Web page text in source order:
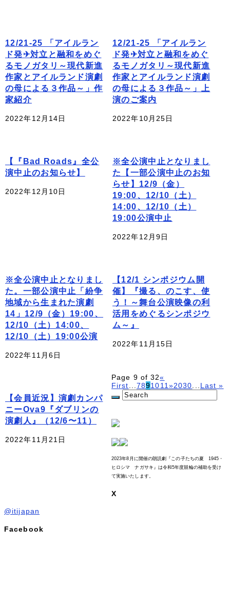
12/21-25 「アイルラン
ド発✈対立と融和をめぐ
るモノガタリ～現代新進
作家とアイルランド演劇
の母による３作品～」作
家紹介
2022年12月14日
12/21-25 「アイルラン
ド発✈対立と融和をめぐ
るモノガタリ～現代新進
作家とアイルランド演劇
の母による３作品～」上
演のご案内
2022年10月25日
【『Bad Roads』全公
演中止のお知らせ】
2022年12月10日
※全公演中止となりまし
た【一部公演中止のお知
らせ】12/9（金）
19:00、12/10（土）
14:00、12/10（土）
19:00公演中止
2022年12月9日
※全公演中止となりまし
た。一部公演中止「紛争
地域から生まれた演劇
14」12/9（金）19:00、
12/10（土）14:00、
12/10（土）19:00公演
2022年11月6日
【12/1 シンポジウム開
催】『撮る、のこす、使
う！～舞台公演映像の利
活用をめぐるシンポジウ
ム～』
2022年11月15日
【会員近況】演劇カンパ
ニーOva9『ダブリンの
演劇人』（12/6〜11）
2022年11月21日
Page 9 of 32«
First
7891011 »2030 Last »
2023年8月に開催の朗読劇『この子たちの夏 1945・
ヒロシマ ナガサキ』は令和5年度競輪の補助を受け
て実施いたします。
X
@itijapan
Facebook